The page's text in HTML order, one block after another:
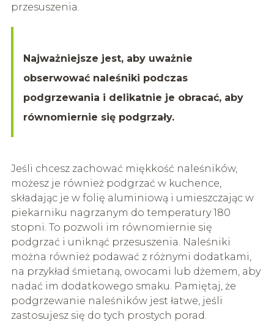
przesuszenia.
Najważniejsze jest, aby uważnie
obserwować naleśniki podczas
podgrzewania i delikatnie je obracać, aby
równomiernie się podgrzały.
Jeśli chcesz zachować miękkość naleśników,
możesz je również podgrzać w kuchence,
składając je w folię aluminiową i umieszczając w
piekarniku nagrzanym do temperatury 180
stopni. To pozwoli im równomiernie się
podgrzać i uniknąć przesuszenia. Naleśniki
można również podawać z różnymi dodatkami,
na przykład śmietaną, owocami lub dżemem, aby
nadać im dodatkowego smaku. Pamiętaj, że
podgrzewanie naleśników jest łatwe, jeśli
zastosujesz się do tych prostych porad.